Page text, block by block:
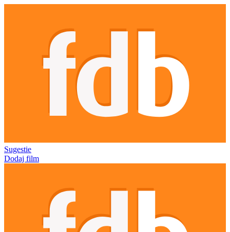
Sugestie
Dodaj film